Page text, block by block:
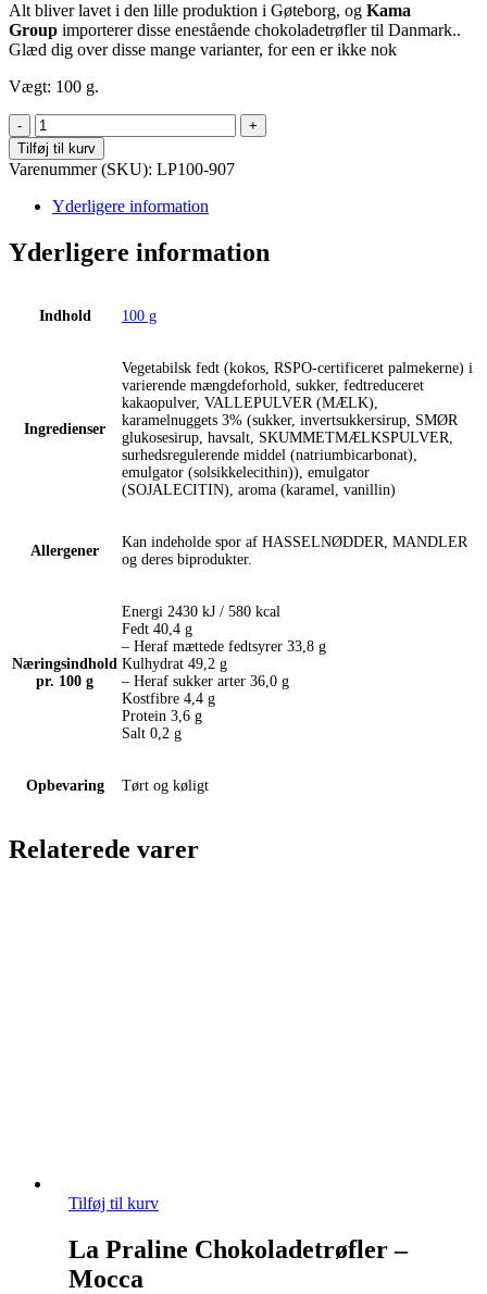
Alt bliver lavet i den lille produktion i Gøteborg, og Kama
Group importerer disse enestående chokoladetrøfler til Danmark..
Glæd dig over disse mange varianter, for een er ikke nok
Vægt: 100 g.
La
Praline
chokoladetrøfler
-
Saltkaramel
antal
Tilføj til kurv
Varenummer (SKU): LP100-907
Yderligere information
Yderligere information
Indhold 100 g
Ingredienser
Vegetabilsk fedt (kokos, RSPO-certificeret palmekerne) i
varierende mængdeforhold, sukker, fedtreduceret
kakaopulver, VALLEPULVER (MÆLK),
karamelnuggets 3% (sukker, invertsukkersirup, SMØR
glukosesirup, havsalt, SKUMMETMÆLKSPULVER,
surhedsregulerende middel (natriumbicarbonat),
emulgator (solsikkelecithin)), emulgator
(SOJALECITIN), aroma (karamel, vanillin)
Allergener
Kan indeholde spor af HASSELNØDDER, MANDLER
og deres biprodukter.
Næringsindhold
pr. 100 g
Energi 2430 kJ / 580 kcal
Fedt 40,4 g
– Heraf mættede fedtsyrer 33,8 g
Kulhydrat 49,2 g
– Heraf sukker arter 36,0 g
Kostfibre 4,4 g
Protein 3,6 g
Salt 0,2 g
Opbevaring Tørt og køligt
Relaterede varer
Tilføj til kurv
La Praline Chokoladetrøfler –
Mocca